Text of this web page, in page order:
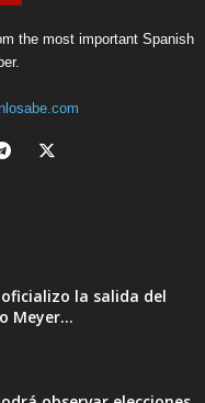
the most important Spanish
la salida del
Meyer...